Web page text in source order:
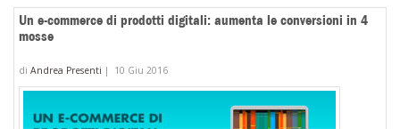
Un e-commerce di prodotti digitali: aumenta le conversioni in 4
mosse
di Andrea Presenti | 10 Giu 2016